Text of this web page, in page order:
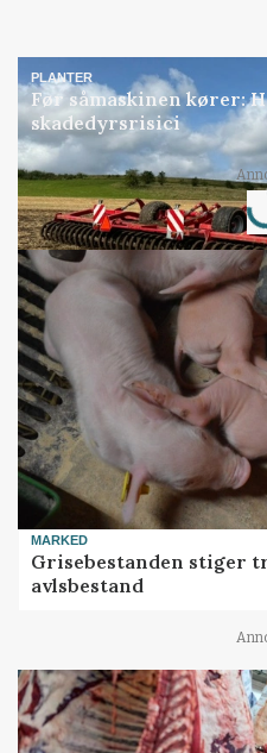
PLANTER
Før såmaskinen kører:
skadedyrsrisici
MARKED
Grisebestanden stiger
avlsbestand